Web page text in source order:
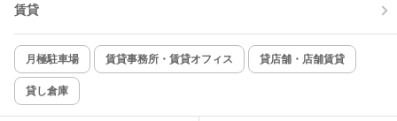
新着のみ インターネット無料
該当件数:
物件一覧に反映
賃貸
月極駐車場 賃貸事務所・賃貸オフィス 貸店舗・店舗賃貸
貸し倉庫